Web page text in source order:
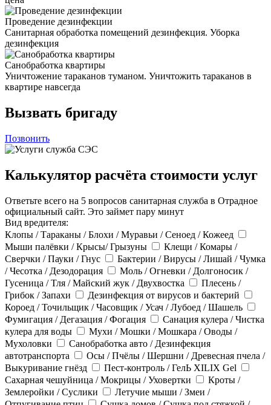
Проведение дезинфекции
Санитарная обработка помещений дезинфекция. Уборка
дезинфекция
Санобработка квартиры
Уничтожение тараканов туманом. Уничтожить тараканов в
квартире навсегда
Вызвать бригаду
Позвонить
Калькулятор расчёта стоимости услуг
Ответьте всего на 5 вопросов санитарная служба в Отрадное
официальный сайт. Это займет пару минут
Вид вредителя:
Клопы / Тараканы / Блохи / Муравьи / Сеноед / Кожеед
Мыши палёвки / Крысы/ Грызуны
Клещи / Комары /
Сверчки / Пауки / Гнус
Бактерии / Вирусы / Лишай / Чумка
/ Чесотка / Дезодорация
Моль / Огневки / Долгоносик /
Гусеница / Тля / Майский жук / Двухвостка
Плесень /
Грибок / Запахи
Дезинфекция от вирусов и бактерий
Короед / Точильщик / Часовщик / Усач / Лубоед / Шашель
Фумигация / Дегазация / Фогация
Санация кулера / Чистка
кулера для воды
Мухи / Мошки / Мошкара / Оводы /
Мухоловки
Санобработка авто / Дезинфекция
автотранспорта
Осы / Пчёлы / Шершни / Древесная пчела /
Выкуривание гнёзд
Пест-контроль / ГелЬ XILIX Gel
Сахарная чешуйница / Мокрицы / Уховертки
Кроты /
Землеройки / Суслики
Летучие мыши / Змеи /